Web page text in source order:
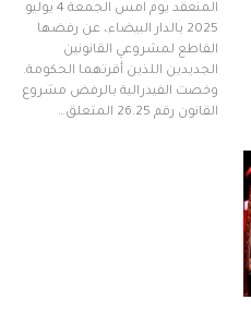
المنعقد يوم امس الجمعة 4 يوليو
2025 بالدار البيضاء، عن رفضها
القاطع لمشروعي القانونين
الجديدين اللذين أقرتهما الحكومة.
وخصت الفيدرالية بالرفض مشروع
القانون رقم 26.25 المتعلق…